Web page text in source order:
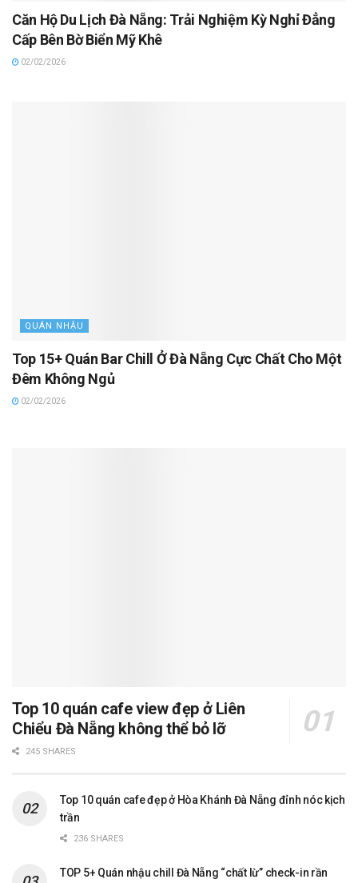
Căn Hộ Du Lịch Đà Nẵng: Trải Nghiệm Kỳ Nghỉ Đẳng
Cấp Bên Bờ Biển Mỹ Khê
02/02/2026
QUÁN NHẬU
Top 15+ Quán Bar Chill Ở Đà Nẵng Cực Chất Cho Một
Đêm Không Ngủ
02/02/2026
Top 10 quán cafe view đẹp ở Liên
Chiểu Đà Nẵng không thể bỏ lỡ
245 SHARES
Top 10 quán cafe đẹp ở Hòa Khánh Đà Nẵng đỉnh nóc kịch
trần
236 SHARES
TOP 5+ Quán nhậu chill Đà Nẵng “chất lừ” check-in rần